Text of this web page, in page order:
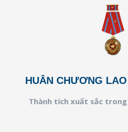
HUÂN CHƯƠNG
Thành tích xuất sắc